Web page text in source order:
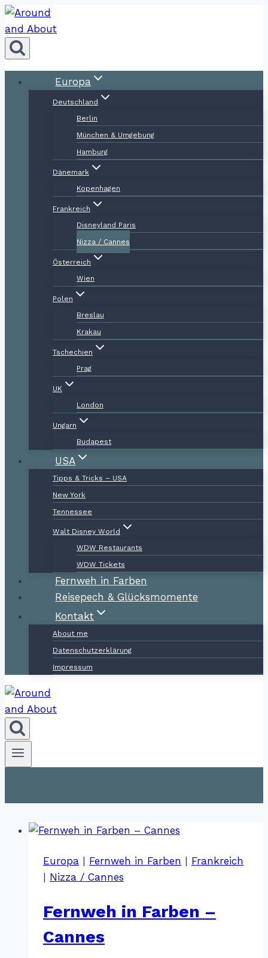
Zum
Inhalt
springen
Europa
Deutschland
Berlin
München & Umgebung
Hamburg
Dänemark
Kopenhagen
Frankreich
Disneyland Paris
Nizza / Cannes
Österreich
Wien
Polen
Breslau
Krakau
Tschechien
Prag
UK
London
Ungarn
Budapest
USA
Tipps & Tricks – USA
New York
Tennessee
Walt Disney World
WDW Restaurants
WDW Tickets
Fernweh in Farben
Reisepech & Glücksmomente
Kontakt
About me
Datenschutzerklärung
Impressum
Europa Fernweh in Farben
Frankreich
Nizza / Cannes
Fernweh in Farben –
Cannes